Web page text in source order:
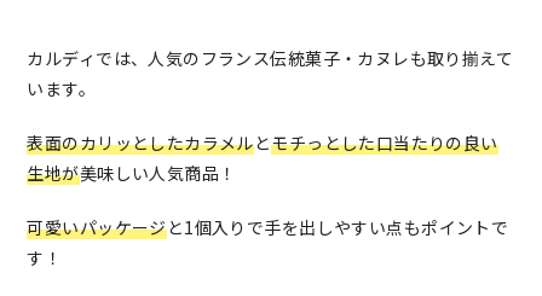
カルディでは、人気のフランス伝統菓子・カヌレも取り揃えて
います。
表面のカリッとしたカラメルとモチっとした口当たりの良い
生地が美味しい人気商品！
可愛いパッケージと1個入りで手を出しやすい点もポイントで
す！